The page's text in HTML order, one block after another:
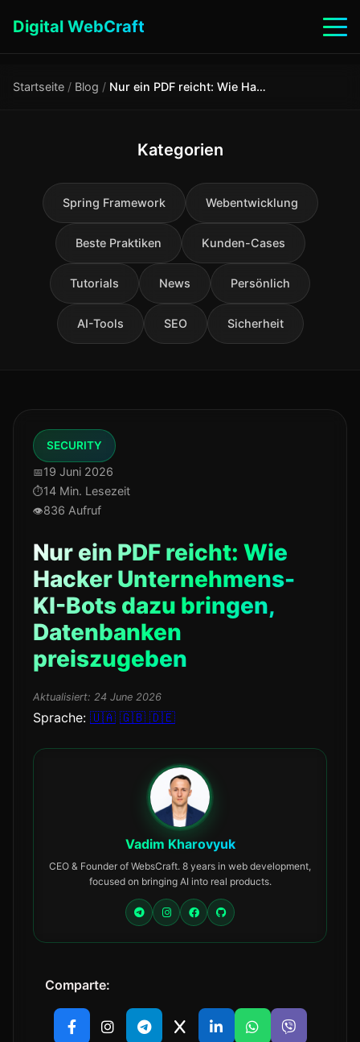
Digital WebCraft
Startseite / Blog / Nur ein PDF reicht: Wie Hacker Unternehmens-KI-Bots dazu bringen, Datenbanken preiszugeben
Kategorien
Spring Framework Webentwicklung
Beste Praktiken Kunden-Cases
Tutorials News Persönlich
AI-Tools SEO Sicherheit
SECURITY
19 Juni 2026
14 Min. Lesezeit
836 Aufruf
Nur ein PDF reicht: Wie
Hacker Unternehmens-
KI-Bots dazu bringen,
Datenbanken
preiszugeben
Aktualisiert: 24 June 2026
Sprache: 🇺🇦 🇬🇧 🇩🇪
Vadim Kharovyuk
CEO & Founder of WebsCraft. 8 years in web development,
focused on bringing AI into real products.
Comparte: